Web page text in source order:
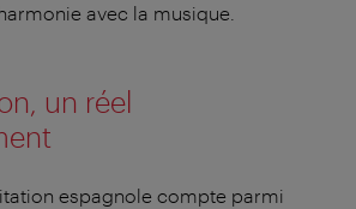
avec la musique.
un réel
espagnole compte parmi